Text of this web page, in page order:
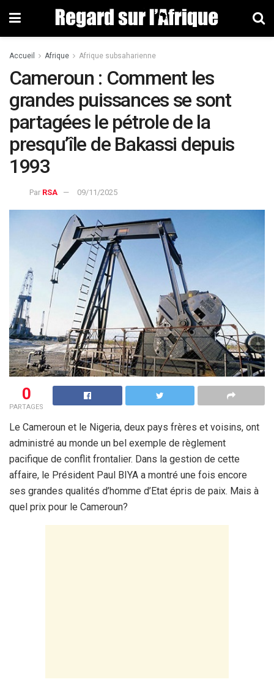
Accueil Afrique Afrique subsaharienne
Cameroun : Comment les
grandes puissances se sont
partagées le pétrole de la
presqu’île de Bakassi depuis
1993
Par RSA 09/11/2025
0
PARTAGES
Le Cameroun et le Nigeria, deux pays frères et voisins, ont
administré au monde un bel exemple de règlement
pacifique de conflit frontalier. Dans la gestion de cette
affaire, le Président Paul BIYA a montré une fois encore
ses grandes qualités d’homme d’Etat épris de paix. Mais à
quel prix pour le Cameroun?